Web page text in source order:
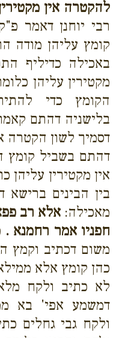
להקטרה אין
רבי יוחנן דאמר
קומץ עליהן מודה
באכילה כדיליף
מקטירין עליהן
הקומץ כדי
בלישניה דהתם
דסמיך לשון
דהתם בשביל קומץ
אין מקטירין עליהן
בין הבינים ברישא
מאכילה: אלא רב
חפניו אמר רחמנא .
משום דכתיב וקמץ
כהן קומץ אלא
לא כתיב ולקח
דמשמע אפי' בא
ולקח גבי גחלים